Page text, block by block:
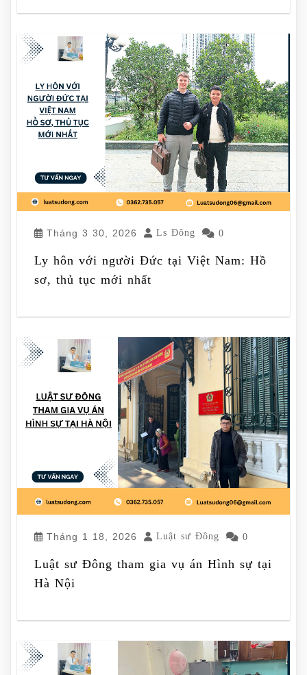
Tháng 3 30, 2026 Ls Đông 0
Ly hôn với người Đức tại Việt Nam: Hồ
sơ, thủ tục mới nhất
Tháng 1 18, 2026 Luật sư Đông 0
Luật sư Đông tham gia vụ án Hình sự tại
Hà Nội